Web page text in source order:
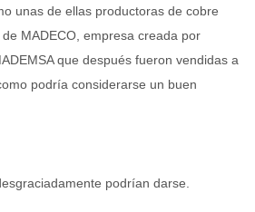
unas de ellas productoras de cobre
MADECO, empresa creada por
que después fueron vendidas a
podría considerarse un buen
podrían darse.